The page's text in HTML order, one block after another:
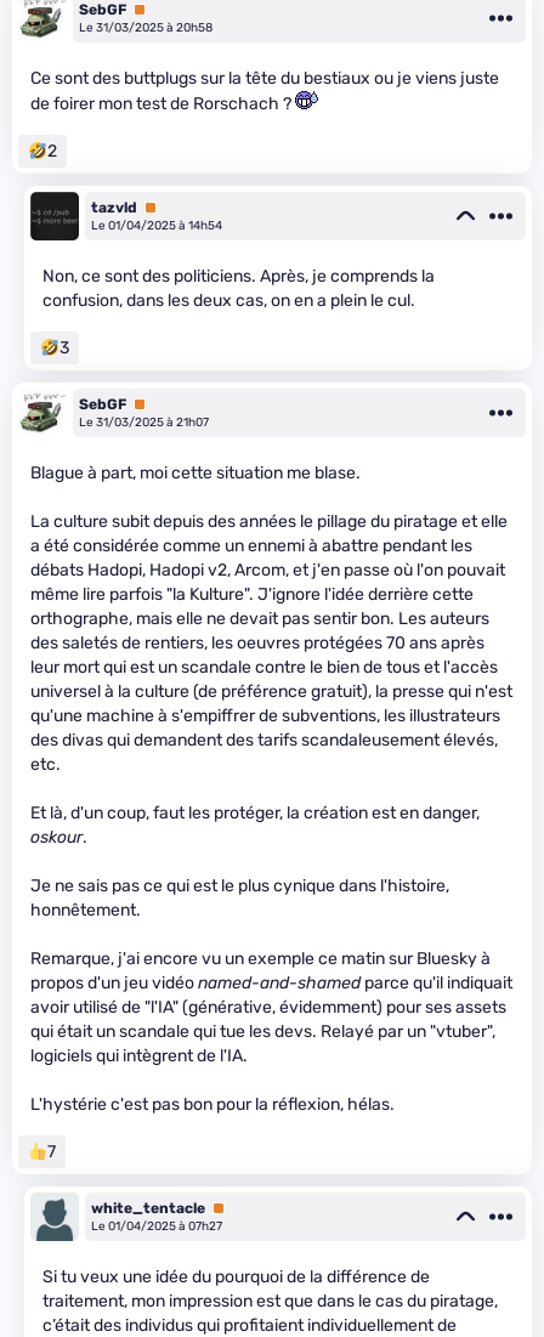
SebGF Premium
Le 31/03/2025 à 20h58
Ce sont des buttplugs sur la tête du bestiaux ou je viens juste
de foirer mon test de Rorschach ?
2
tazvld
Premium
Le 01/04/2025 à 14h54
Non, ce sont des politiciens. Après, je comprends la
confusion, dans les deux cas, on en a plein le cul.
3
SebGF Premium
Le 31/03/2025 à 21h07
Blague à part, moi cette situation me blase.
La culture subit depuis des années le pillage du piratage et elle
a été considérée comme un ennemi à abattre pendant les
débats Hadopi, Hadopi v2, Arcom, et j'en passe où l'on pouvait
même lire parfois "la Kulture". J'ignore l'idée derrière cette
orthographe, mais elle ne devait pas sentir bon. Les auteurs
des saletés de rentiers, les oeuvres protégées 70 ans après
leur mort qui est un scandale contre le bien de tous et l'accès
universel à la culture (de préférence gratuit), la presse qui n'est
qu'une machine à s'empiffrer de subventions, les illustrateurs
des divas qui demandent des tarifs scandaleusement élevés,
etc.
Et là, d'un coup, faut les protéger, la création est en danger,
oskour.
Je ne sais pas ce qui est le plus cynique dans l'histoire,
honnêtement.
Remarque, j'ai encore vu un exemple ce matin sur Bluesky à
propos d'un jeu vidéonamed-and-shamedparce qu'il indiquait
avoir utilisé de "l'IA" (générative, évidemment) pour ses assets
qui était un scandale qui tue les devs. Relayé par un "vtuber",
logiciels qui intègrent de l'IA.
L'hystérie c'est pas bon pour la réflexion, hélas.
7
white_tentacle Premium
Le 01/04/2025 à 07h27
Si tu veux une idée du pourquoi de la différence de
traitement, mon impression est que dans le cas du piratage,
c’était des individus qui profitaient individuellement de